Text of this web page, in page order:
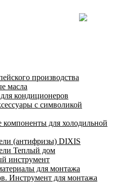
производства
масла
кондиционеров
с символикой
компоненты для холодильной
(антифризы) DIXIS
Теплый дом
инструмент
для монтажа
Инструмент для монтажа